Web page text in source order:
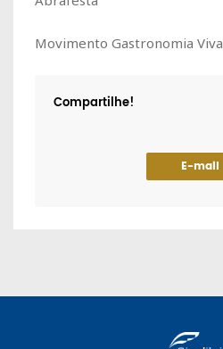
Movimento Gastronomia Viva
Compartilhe!
E-mail